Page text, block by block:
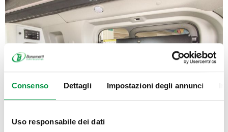
Consenso Dettagli Impostazioni degli annunci
Uso responsabile dei dati